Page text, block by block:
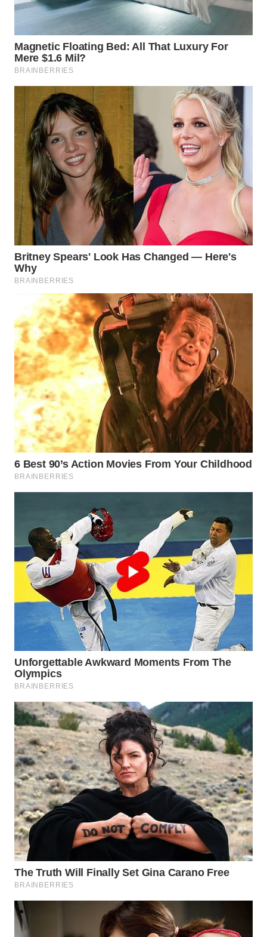
TIMUR
WN
SEMARANG
WN
SOLO
WN
BOROBUDUR
WN
MADURA
SURABAYA
WN
NATUNA
WN
BINTAN
WN
MANDALIKA
WN
LIKUPANG
WN
BORNEO
Wahana
Media
WAHANA
NEWS
WAHANA
TANI
ADVOKAT
WAHANA
INFRASTRUKTUR
WAHANA
KONSUMEN
WAHANA
LISTRIK
WAHANA
TRAVEL
WAHANA